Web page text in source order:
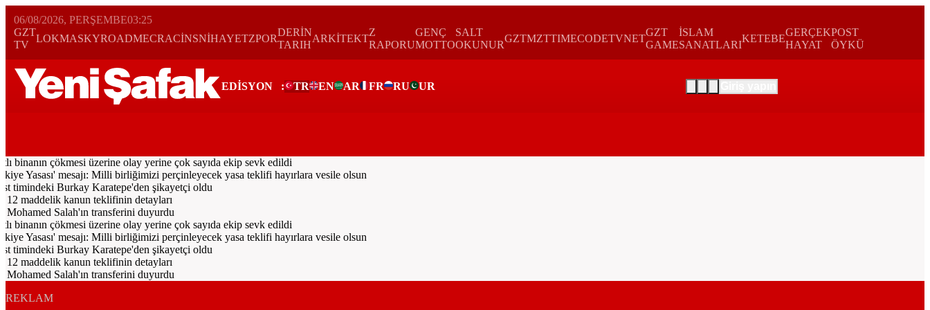
06/08/2026, PERŞEMBE03:25
GZT
TV
LOKMASKYROADMECRACİNSNİHAYETZPOR
DERİN
TARIH
ARKİTEKT
Z
RAPORU
GENÇ
MOTTO
SALT
OKUNUR
GZTMZTTIMECODETVNET
GZT
GAME
İSLAM
SANATLARI
KETEBE
GERÇEK
HAYAT
POST
ÖYKÜ
EDİSYON : TR EN AR FR RU UR
binanın çökmesi üzerine olay yerine çok sayıda ekip sevk edildi
Yasası' mesajı: Milli birliğimizi perçinleyecek yasa teklifi hayırlara vesile olsun
timindeki Burkay Karatepe'den şikayetçi oldu
maddelik kanun teklifinin detayları
Salah'ın transferini duyurdu
binanın çökmesi üzerine olay yerine çok sayıda ekip sevk edildi
Yasası' mesajı: Milli birliğimizi perçinleyecek yasa teklifi hayırlara vesile olsun
timindeki Burkay Karatepe'den şikayetçi oldu
maddelik kanun teklifinin detayları
Salah'ın transferini duyurdu
REKLAM